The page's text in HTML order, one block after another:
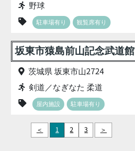
野球
駐車場有り 観覧席有り
坂東市猿島前山記念武道館
茨城県 坂東市山2724
剣道／なぎなた 柔道
屋内施設 駐車場有り
＜ 1 2 3 ＞